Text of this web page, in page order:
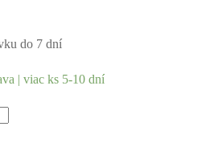
do 7 dní
| viac ks 5-10 dní